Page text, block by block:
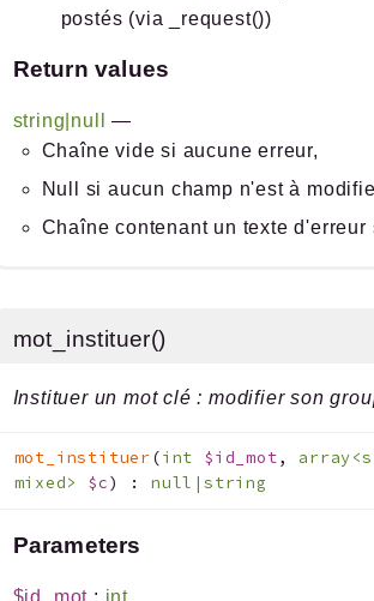
postés (via _request())
Return values
string|null
—
Chaîne vide si aucune erreur,
Null si aucun champ n'est à
Chaîne contenant un texte d'erreur
mot_instituer()
Instituer un mot clé : modifier son
mot_instituer(int $id_mot,
mixed> $c) :null|string
Parameters
$id_mot : int